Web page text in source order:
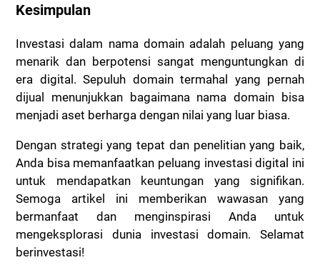
Kesimpulan
Investasi dalam nama domain adalah peluang yang
menarik dan berpotensi sangat menguntungkan di
era digital. Sepuluh domain termahal yang pernah
dijual menunjukkan bagaimana nama domain bisa
menjadi aset berharga dengan nilai yang luar biasa.
Dengan strategi yang tepat dan penelitian yang baik,
Anda bisa memanfaatkan peluang investasi digital ini
untuk mendapatkan keuntungan yang signifikan.
Semoga artikel ini memberikan wawasan yang
bermanfaat dan menginspirasi Anda untuk
mengeksplorasi dunia investasi domain. Selamat
berinvestasi!